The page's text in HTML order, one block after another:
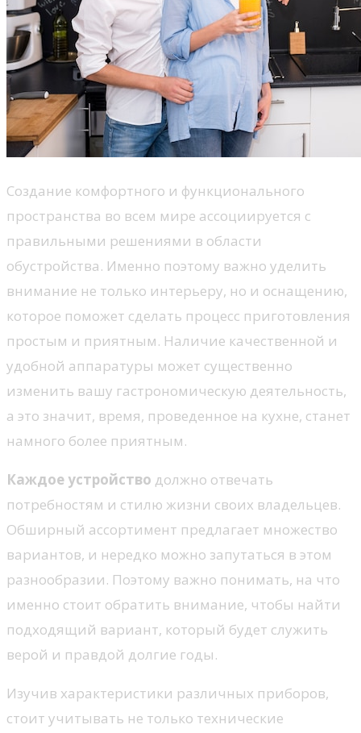
Создание комфортного и функционального
пространства во всем мире ассоциируется с
правильными решениями в области
обустройства. Именно поэтому важно уделить
внимание не только интерьеру, но и оснащению,
которое поможет сделать процесс приготовления
простым и приятным. Наличие качественной и
удобной аппаратуры может существенно
изменить вашу гастрономическую деятельность,
а это значит, время, проведенное на кухне, станет
намного более приятным.
Каждое устройство должно отвечать
потребностям и стилю жизни своих владельцев.
Обширный ассортимент предлагает множество
вариантов, и нередко можно запутаться в этом
разнообразии. Поэтому важно понимать, на что
именно стоит обратить внимание, чтобы найти
подходящий вариант, который будет служить
верой и правдой долгие годы.
Изучив характеристики различных приборов,
стоит учитывать не только технические